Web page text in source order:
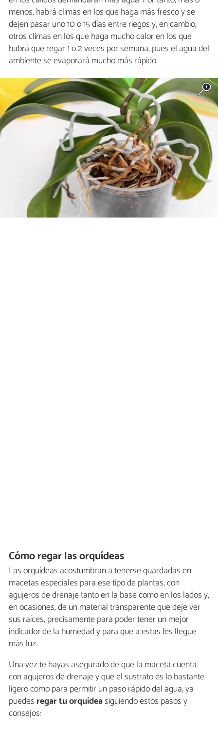
menos, habrá climas en los que haga más fresco y se
dejen pasar uno 10 o 15 días entre riegos y, en cambio,
otros climas en los que haga mucho calor en los que
habrá que regar 1 o 2 veces por semana, pues el agua del
ambiente se evaporará mucho más rápido.
Cómo regar las orquídeas
Las orquídeas acostumbran a tenerse guardadas en
macetas especiales para ese tipo de plantas, con
agujeros de drenaje tanto en la base como en los lados y,
en ocasiones, de un material transparente que deje ver
sus raíces, precisamente para poder tener un mejor
indicador de la humedad y para que a estas les llegue
más luz.
Una vez te hayas asegurado de que la maceta cuenta
con agujeros de drenaje y que el sustrato es lo bastante
ligero como para permitir un paso rápido del agua, ya
puedes regar tu orquídeasiguiendo estos pasos y
consejos: